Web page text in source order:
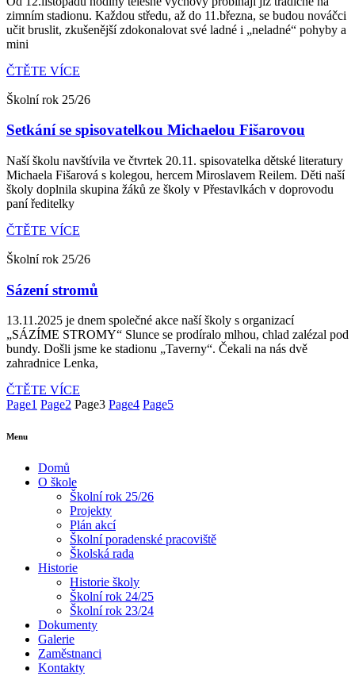
zimním stadionu. Každou středu, až do 11.března, se budou nováčci
učit bruslit, zkušenější zdokonalovat své ladné i „neladné“ pohyby a
mini
ČTĚTE VÍCE
Školní rok 25/26
Setkání se spisovatelkou Michaelou Fišarovou
Naší školu navštívila ve čtvrtek 20.11. spisovatelka dětské literatury
Michaela Fišarová s kolegou, hercem Miroslavem Reilem. Děti naší
školy doplnila skupina žáků ze školy v Přestavlkách v doprovodu
paní ředitelky
ČTĚTE VÍCE
Školní rok 25/26
Sázení stromů
13.11.2025 je dnem společné akce naší školy s organizací
„SÁZÍME STROMY“ Slunce se prodíralo mlhou, chlad zalézal pod
bundy. Došli jsme ke stadionu „Taverny“. Čekali na nás dvě
zahradnice Lenka,
ČTĚTE VÍCE
Page1 Page2 Page3 Page4 Page5
Menu
Domů
O škole
Školní rok 25/26
Projekty
Plán akcí
Školní poradenské pracoviště
Školská rada
Historie
Historie školy
Školní rok 24/25
Školní rok 23/24
Dokumenty
Galerie
Zaměstnanci
Kontakty